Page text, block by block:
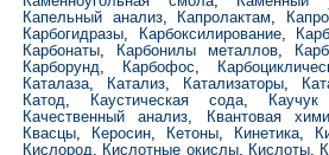
Капельный анализ, Капролактам,
Карбогидразы, Карбоксилирование,
Карбонаты, Карбонилы металлов,
Карборунд, Карбофос,
Каталаза, Катализ, Катализаторы,
Катод, Каустическая сода,
Качественный анализ,
Квантовая
Квасцы, Керосин, Кетоны, Кинетика,
Кислород, Кислотные окислы, Кислоты,